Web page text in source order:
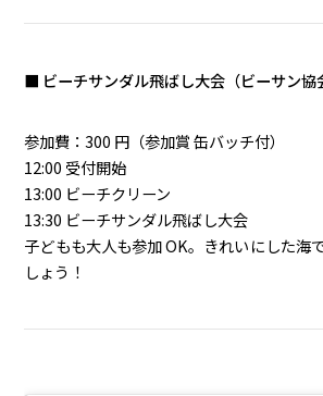
■ ビーチサンダル飛ばし大会（ビーサン協
参加費：300 円（参加賞 缶バッチ付）
12:00 受付開始
13:00 ビーチクリーン
13:30 ビーチサンダル飛ばし大会
子どもも大人も参加 OK。きれいにした海
しょう！